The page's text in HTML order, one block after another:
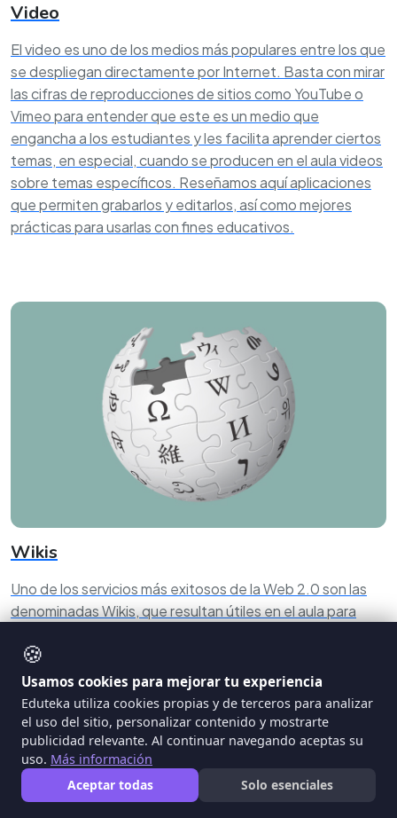
Video
El video es uno de los medios más populares entre los que
se despliegan directamente por Internet. Basta con mirar
las cifras de reproducciones de sitios como YouTube o
Vimeo para entender que este es un medio que
engancha a los estudiantes y les facilita aprender ciertos
temas, en especial, cuando se producen en el aula videos
sobre temas específicos. Reseñamos aquí aplicaciones
que permiten grabarlos y editarlos, así como mejores
prácticas para usarlas con fines educativos.
Wikis
Uno de los servicios más exitosos de la Web 2.0 son las
denominadas Wikis, que resultan útiles en el aula para
como para compartir tareas en curso. Este documento
ofrece tanto una reseña de herramientas digitales para
crear Wikis, como un conjunto de escenarios educativos
en los cuales se utilizan éstas, en varias asignaturas y
grados escolares, indicando el momento de la clase para
hacerlo y la intención de su uso.
🍪
Usamos cookies para mejorar tu experiencia
Eduteka utiliza cookies propias y de terceros para analizar
el uso del sitio, personalizar contenido y mostrarte
publicidad relevante. Al continuar navegando aceptas su
uso. Más información
Aceptar todas
Solo esenciales